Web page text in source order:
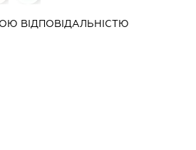
ВІДПОВІДАЛЬНІСТЮ